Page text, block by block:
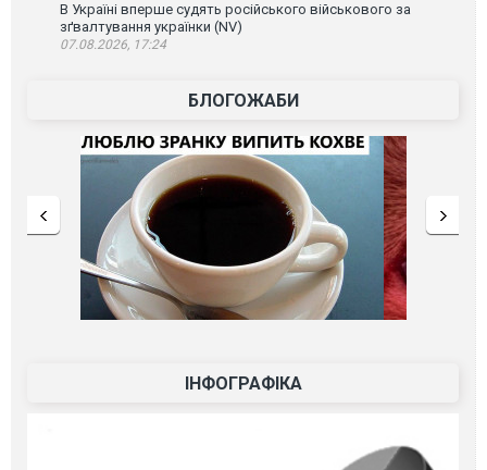
В Україні вперше судять російського військового за
зґвалтування українки (NV)
07.08.2026, 17:24
БЛОГОЖАБИ
ІНФОГРАФІКА